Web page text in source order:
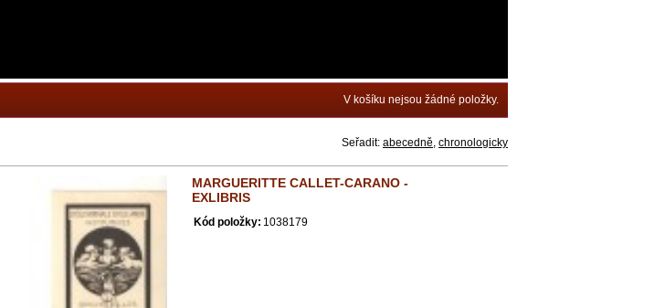
Seřadit: abecedně, chronologicky
MARGUERITTE CALLET-CARANO -
EXLIBRIS
Kód položky: 1038179
V košíku nejsou žádné položky.